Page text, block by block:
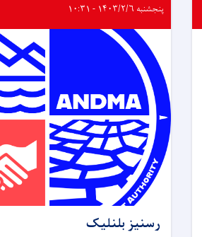
پنجشنبه ۱۴۰۳/۲/۶ - ۱۰:۳۱
رسنیز بلنلیک